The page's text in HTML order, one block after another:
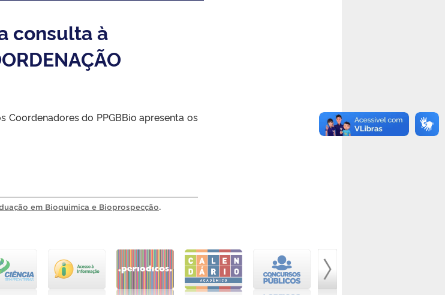
consulta à
do PPGBBio apresenta os
em Bioquimica e Bioprospecção.